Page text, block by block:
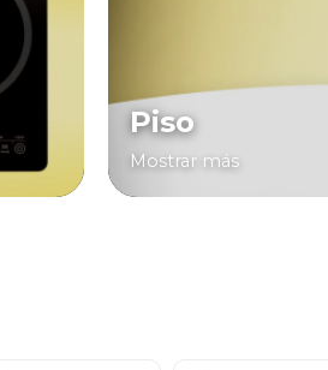
Piso
Mostrar más